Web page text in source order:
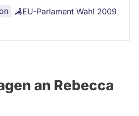
EU-Parlament Wahl 2009
an Rebecca